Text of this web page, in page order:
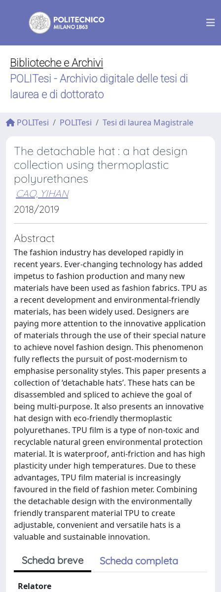
Biblioteche e Archivi
POLITesi - Archivio digitale delle tesi di
laurea e di dottorato
POLITesi POLITesi Tesi di laurea Magistrale
The detachable hat : a hat design
collection using thermoplastic
polyurethanes
CAO, YIHAN
2018/2019
Abstract
The fashion industry has developed rapidly in
recent years. Ever-changing technology has added
impetus to fashion production and many new
materials have been used as fashion fabrics. TPU as
a recent development and environmental-friendly
materials, has been widely used. Designers are
paying more attention to the innovative application
of materials through the use of their special nature
to achieve novel fashion design. This phenomenon
fully reflects the pursuit of post-modernism to
emphasise personality styles. This paper presents a
collection of ‘detachable hats’. These hats can be
disassembled and spliced to achieve the goal of
being multi-purpose. It also presents an innovative
hat design with eco-friendly thermoplastic
polyurethanes. TPU film is a type of non-toxic and
recyclable natural green environmental protection
material. It is waterproof, anti-friction and has high
plasticity under high temperatures. Due to these
advantages, TPU film material is increasingly
favoured in the field of fashion meter. Combining
the detachable design with the environmentally
friendly transparent material TPU to create
adjustable, convenient and versatile hats is a
valuable and sustainable innovation.
Scheda breve Scheda completa
Relatore